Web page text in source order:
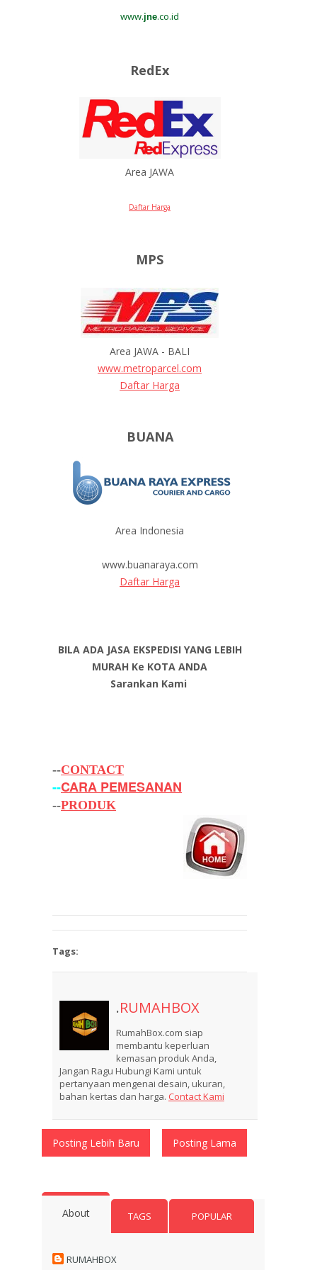
www.jne.co.id
RedEx
Area JAWA
Daftar Harga
MPS
Area JAWA - BALI
www.metroparcel.com
Daftar Harga
BUANA
Area Indonesia
www.buanaraya.com
Daftar Harga
BILA ADA JASA EKSPEDISI YANG LEBIH
MURAH Ke KOTA ANDA
Sarankan Kami
--CONTACT
--CARA PEMESANAN
--PRODUK
Tags:
.RUMAHBOX
RumahBox.com siap
membantu keperluan
kemasan produk Anda,
Jangan Ragu Hubungi Kami untuk
pertanyaan mengenai desain, ukuran,
bahan kertas dan harga. Contact Kami
Posting Lebih Baru Posting Lama
About TAGS POPULAR
RUMAHBOX